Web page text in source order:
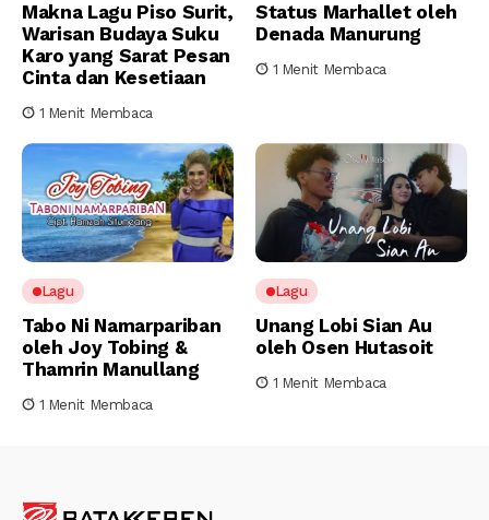
Makna Lagu Piso Surit,
Warisan Budaya Suku
Karo yang Sarat Pesan
Cinta dan Kesetiaan
1 Menit Membaca
Status Marhallet oleh
Denada Manurung
1 Menit Membaca
Lagu
Tabo Ni Namarpariban
oleh Joy Tobing &
Thamrin Manullang
1 Menit Membaca
Lagu
Unang Lobi Sian Au
oleh Osen Hutasoit
1 Menit Membaca